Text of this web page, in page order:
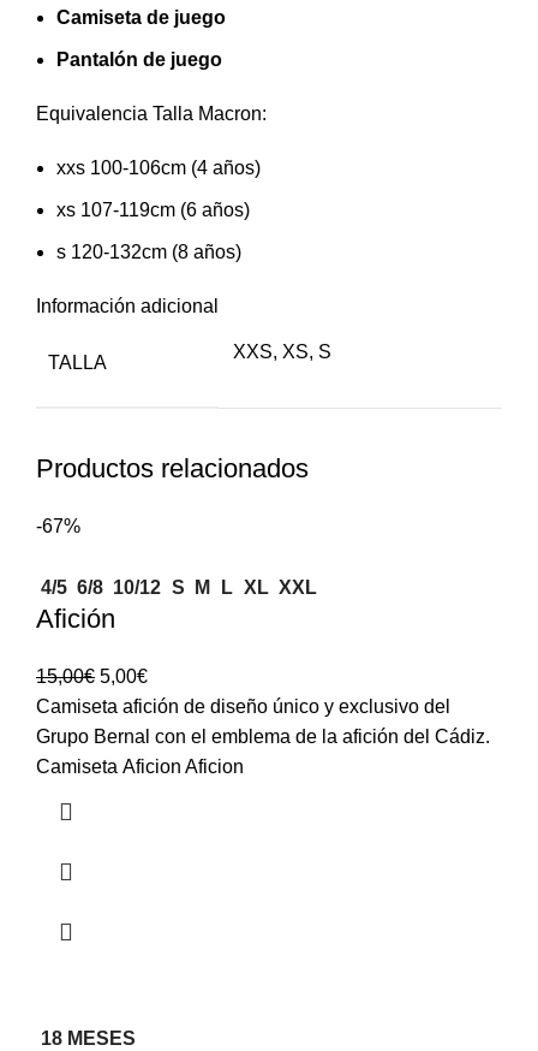
Camiseta de juego
Pantalón de juego
Equivalencia Talla Macron:
xxs 100-106cm (4 años)
xs 107-119cm (6 años)
s 120-132cm (8 años)
Información adicional
TALLA
XXS, XS, S
Productos relacionados
-67%
4/5 6/8 10/12 S M L XL XXL
Afición
15,00€ 5,00€
Camiseta afición de diseño único y exclusivo del
Grupo Bernal con el emblema de la afición del Cádiz.
Camiseta Aficion Aficion
18 MESES